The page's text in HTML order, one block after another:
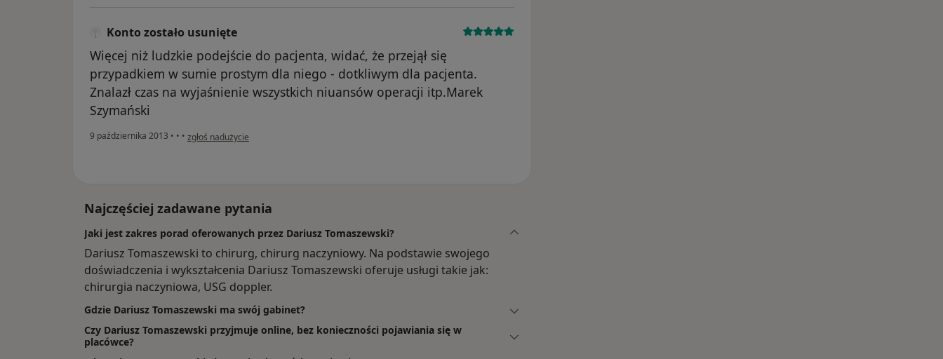
Konto zostało usunięte
Więcej niż ludzkie podejście do pacjenta, widać, że przejął się
przypadkiem w sumie prostym dla niego - dotkliwym dla pacjenta.
Znalazł czas na wyjaśnienie wszystkich niuansów operacji itp.Marek
Szymański
9 października 2013 • • • w opinii użytkownika Konto zostało usunięte
zgłoś nadużycie
Najczęściej zadawane pytania
Jaki jest zakres porad oferowanych przez Dariusz Tomaszewski?
Dariusz Tomaszewski to chirurg, chirurg naczyniowy. Na podstawie swojego
doświadczenia i wykształcenia Dariusz Tomaszewski oferuje usługi takie jak:
chirurgia naczyniowa, USG doppler.
Gdzie Dariusz Tomaszewski ma swój gabinet?
Czy Dariusz Tomaszewski przyjmuje online, bez konieczności pojawiania się w
placówce?